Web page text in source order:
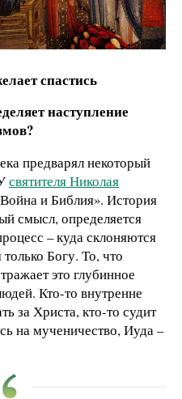
спастись
наступление
предварял некоторый
святителя Николая
и Библия». История
смысл, определяется
– куда склоняются
Богу. То, что
это глубинное
Кто-то внутренне
за Христа, кто-то судит
на мученичество, Иуда –